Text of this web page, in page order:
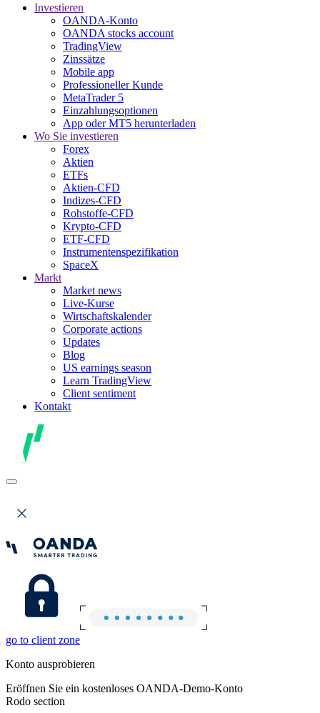
Investieren
OANDA-Konto
OANDA stocks account
TradingView
Zinssätze
Mobile app
Professioneller Kunde
MetaTrader 5
Einzahlungsoptionen
App oder MT5 herunterladen
Wo Sie investieren
Forex
Aktien
ETFs
Aktien-CFD
Indizes-CFD
Rohstoffe-CFD
Krypto-CFD
ETF-CFD
Instrumentenspezifikation
SpaceX
Markt
Market news
Live-Kurse
Wirtschaftskalender
Corporate actions
Updates
Blog
US earnings season
Learn TradingView
Client sentiment
Kontakt
go to client zone
Konto ausprobieren
Eröffnen Sie ein kostenloses OANDA-Demo-Konto
Rodo section